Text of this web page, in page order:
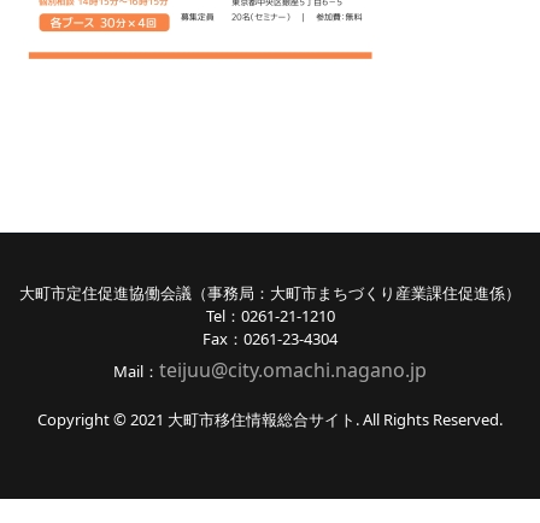
大町市定住促進協働会議（事務局：大町市まちづくり産業課住促進係）
Tel：0261-21-1210
Fax：0261-23-4304
Mail： teijuu@city.omachi.nagano.jp
Copyright © 2021 大町市移住情報総合サイト. All Rights Reserved.